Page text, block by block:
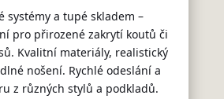
systémy a tupé skladem –
pro přirozené zakrytí koutů či
Kvalitní materiály, realistický
nošení. Rychlé odeslání a
z různých stylů a podkladů.